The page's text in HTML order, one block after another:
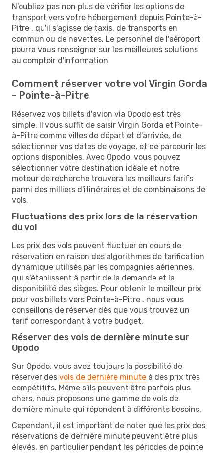
N'oubliez pas non plus de vérifier les options de
transport vers votre hébergement depuis Pointe-à-
Pitre , qu'il s'agisse de taxis, de transports en
commun ou de navettes. Le personnel de l'aéroport
pourra vous renseigner sur les meilleures solutions
au comptoir d'information.
Comment réserver votre vol Virgin Gorda
- Pointe-à-Pitre
Réservez vos billets d'avion via Opodo est très
simple. Il vous suffit de saisir Virgin Gorda et Pointe-
à-Pitre comme villes de départ et d'arrivée, de
sélectionner vos dates de voyage, et de parcourir les
options disponibles. Avec Opodo, vous pouvez
sélectionner votre destination idéale et notre
moteur de recherche trouvera les meilleurs tarifs
parmi des milliers d'itinéraires et de combinaisons de
vols.
Fluctuations des prix lors de la réservation
du vol
Les prix des vols peuvent fluctuer en cours de
réservation en raison des algorithmes de tarification
dynamique utilisés par les compagnies aériennes,
qui s'établissent à partir de la demande et la
disponibilité des sièges. Pour obtenir le meilleur prix
pour vos billets vers Pointe-à-Pitre , nous vous
conseillons de réserver dès que vous trouvez un
tarif correspondant à votre budget.
Réserver des vols de dernière minute sur
Opodo
Sur Opodo, vous avez toujours la possibilité de
réserver des vols de dernière minute à des prix très
compétitifs. Même s’ils peuvent être parfois plus
chers, nous proposons une gamme de vols de
dernière minute qui répondent à différents besoins.
Cependant, il est important de noter que les prix des
réservations de dernière minute peuvent être plus
élevés, en particulier pendant les périodes de pointe